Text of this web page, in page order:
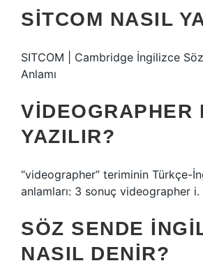
SITCOM NASIL
SITCOM | Cambridge İngilizce
Anlamı
VIDEOGRAPHER
YAZILIR?
“videographer” teriminin Türkçe-
anlamları: 3 sonuç videographer
SÖZ SENDE
NASIL DENIR?